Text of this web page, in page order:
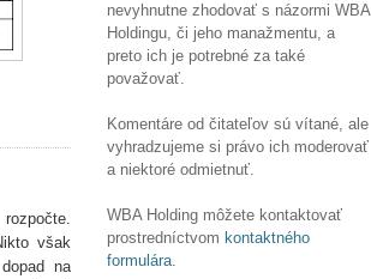
však
na
nevyhnutne zhodovať s názormi WBA
Holdingu, či jeho manažmentu, a
preto ich je potrebné za také
považovať.
Komentáre od čitateľov sú vítané, ale
vyhradzujeme si právo ich moderovať
a niektoré odmietnuť.
WBA Holding môžete kontaktovať
prostredníctvom kontaktného
formulára.